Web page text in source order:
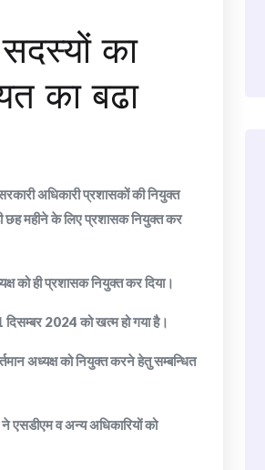
का
का बढा
अधिकारी प्रशासकों की नियुक्त
छह महीने के लिए प्रशासक नियुक्त कर
को ही प्रशासक नियुक्त कर दिया।
2024 को खत्म हो गया है।
अध्यक्ष को नियुक्त करने हेतु सम्बन्धित
ने एसडीएम व अन्य अधिकारियों को